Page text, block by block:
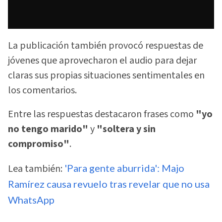
La publicación también provocó respuestas de
jóvenes que aprovecharon el audio para dejar
claras sus propias situaciones sentimentales en
los comentarios.
Entre las respuestas destacaron frases como "yo
no tengo marido" y "soltera y sin
compromiso".
Lea también: 'Para gente aburrida': Majo
Ramírez causa revuelo tras revelar que no usa
WhatsApp